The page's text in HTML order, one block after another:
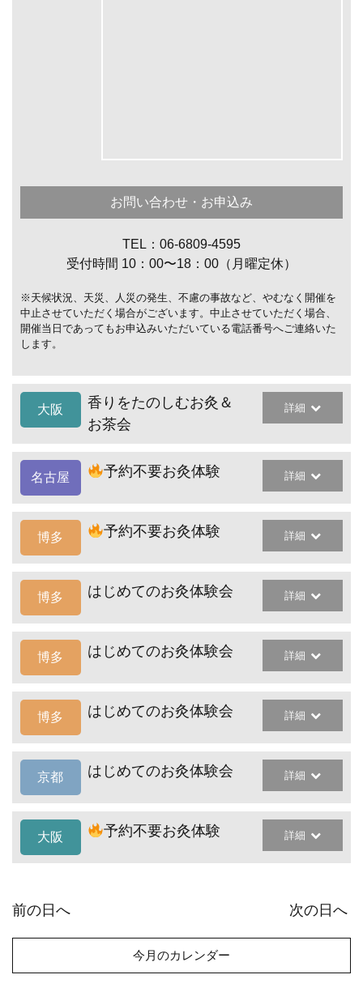
お問い合わせ・お申込み
TEL：06-6809-4595
受付時間 10：00〜18：00（月曜定休）
※天候状況、天災、人災の発生、不慮の事故など、やむなく開催を
中止させていただく場合がございます。中止させていただく場合、
開催当日であってもお申込みいただいている電話番号へご連絡いた
します。
大阪
香りをたのしむお灸＆
お茶会
詳細
名古屋 予約不要お灸体験 詳細
博多 予約不要お灸体験 詳細
博多 はじめてのお灸体験会 詳細
博多 はじめてのお灸体験会 詳細
博多 はじめてのお灸体験会 詳細
京都 はじめてのお灸体験会 詳細
大阪 予約不要お灸体験 詳細
前の日へ 次の日へ
今月のカレンダー